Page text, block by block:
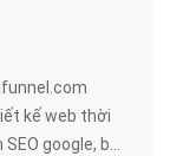
kế web thời
google, bảo